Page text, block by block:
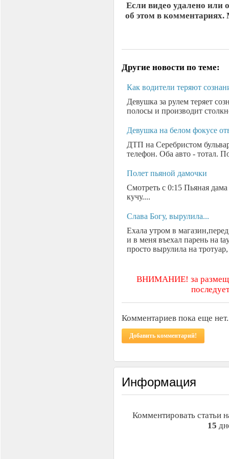
Если видео удалено или
об этом в комментариях.
Другие новости по теме:
Как водители теряют
Девушка за рулем теряет
полосы и производит
Девушка на белом фокусе
ДТП на Серебристом
телефон. Оба авто - тотал.
Полет пьяной дамочки
Смотреть с 0:15 Пьяная
кучу....
Слава Богу, вырулила...
Ехала утром в
и в меня въехал парень на
просто вырулила на
ВНИМАНИЕ! за
Комментариев пока еще
Добавить комментарий!
Информация
Комментировать статьи
15